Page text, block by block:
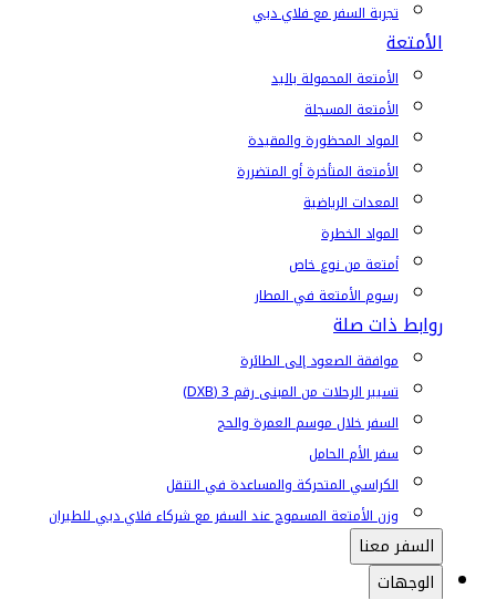
تجربة السفر مع فلاي دبي
الأمتعة
الأمتعة المحمولة باليد
الأمتعة المسجلة
المواد المحظورة والمقيدة
الأمتعة المتأخرة أو المتضررة
المعدات الرياضية
المواد الخطرة
أمتعة من نوع خاص
رسوم الأمتعة في المطار
روابط ذات صلة
موافقة الصعود إلى الطائرة
تسيير الرحلات من المبنى رقم 3 (DXB)
السفر خلال موسم العمرة والحج
سفر الأم الحامل
الكراسي المتحركة والمساعدة في التنقل
وزن الأمتعة المسموح عند السفر مع شركاء فلاي دبي للطيران
السفر معنا
الوجهات